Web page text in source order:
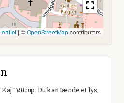
| ©OpenStreetMapcontributors
Tøttrup. Du kan tænde et lys,